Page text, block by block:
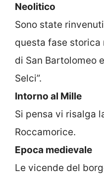
Neolitico
Sono state
questa fase storica
di San Bartolomeo
Selci”.
Intorno al Mille
Si pensa vi risalga
Roccamorice.
Epoca medievale
Le vicende del